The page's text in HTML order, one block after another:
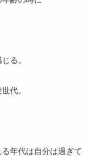
る。
代。
年代は自分は過ぎて